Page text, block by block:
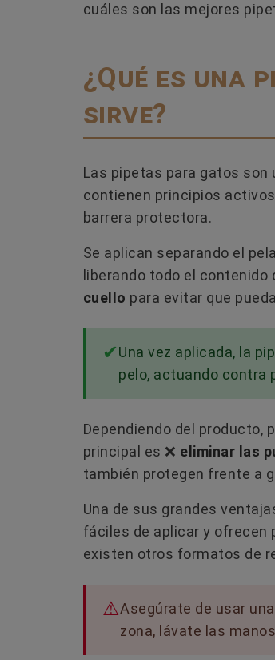
CÓMO SABER SI UN GATO ES
MACHO O HEMBRA
comportamiento. Explicación
MI
2
cuáles son las mejores
¿Qué es una
sirve?
Las pipetas para gatos son
contienen principios activos
barrera protectora.
Se aplican separando el
liberando todo el
cuello para evitar que
Una vez aplicada, la
pelo​, actuando contra
Dependiendo del producto,
principal es ❌​ eliminar las
también protegen frente a
Una de sus grandes
fáciles de aplicar y ofrecen
existen otros formatos de
Asegúrate de usar
zona, lávate las